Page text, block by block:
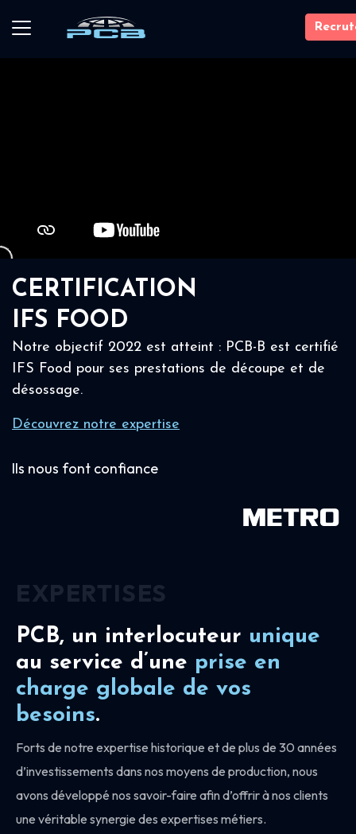
CERTIFICATION
IFS FOOD
Notre objectif 2022 est atteint : PCB-B est certifié
IFS Food pour ses prestations de découpe et de
désossage.
Découvrez notre expertise
Ils nous font confiance
PCB, un interlocuteur unique
au service d’une prise en
charge globale de vos
besoins.
Forts de notre expertise historique et de plus de 30 années
d’investissements dans nos moyens de production, nous
avons développé nos savoir-faire afin d’offrir à nos clients
une véritable synergie des expertises métiers.
EXPERTISES